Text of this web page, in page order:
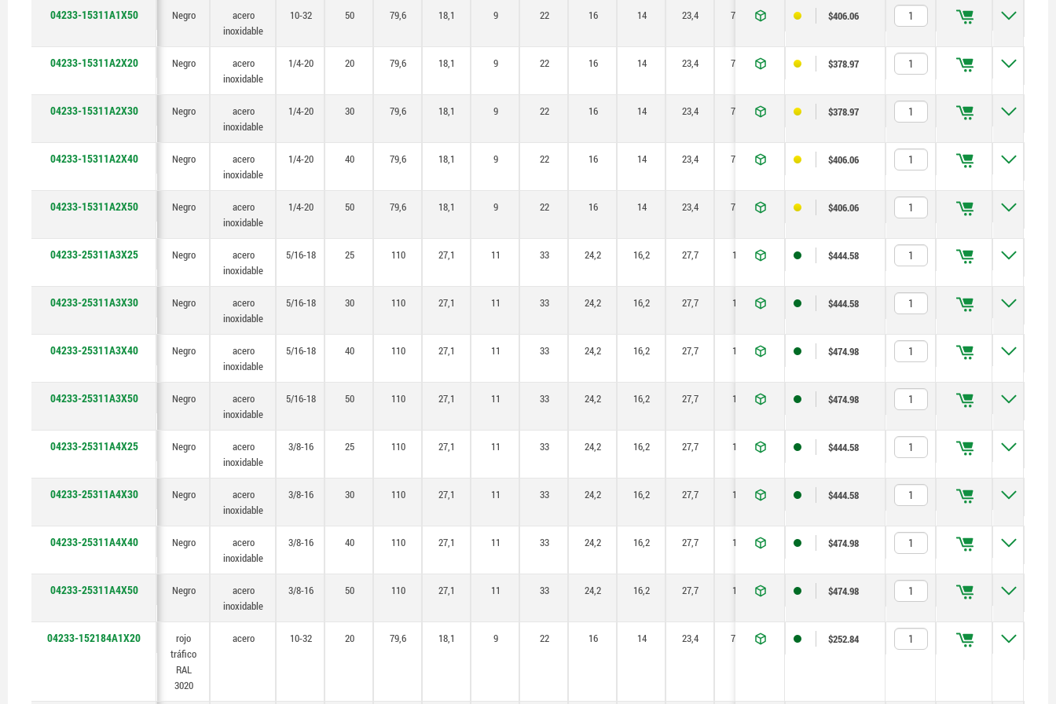
04233-15311A1X50 Negro
acero
inoxidable
10-32 50 79,6 18,1 9 22 16 14 23,4 71,5 1,15 2,5
$406.06
04233-15311A2X20 Negro
acero
inoxidable
1/4-20 20 79,6 18,1 9 22 16 14 23,4 71,5 1,15 2,5
$378.97
04233-15311A2X30 Negro
acero
inoxidable
1/4-20 30 79,6 18,1 9 22 16 14 23,4 71,5 1,15 2,5
$378.97
04233-15311A2X40 Negro
acero
inoxidable
1/4-20 40 79,6 18,1 9 22 16 14 23,4 71,5 1,15 2,5
$406.06
04233-15311A2X50 Negro
acero
inoxidable
1/4-20 50 79,6 18,1 9 22 16 14 23,4 71,5 1,15 2,5
$406.06
04233-25311A3X25 Negro
acero
inoxidable
5/16-18 25 110 27,1 11 33 24,2 16,2 27,7 100 1,5 5
$444.58
04233-25311A3X30 Negro
acero
inoxidable
5/16-18 30 110 27,1 11 33 24,2 16,2 27,7 100 1,5 5
$444.58
04233-25311A3X40 Negro
acero
inoxidable
5/16-18 40 110 27,1 11 33 24,2 16,2 27,7 100 1,5 5
$474.98
04233-25311A3X50 Negro
acero
inoxidable
5/16-18 50 110 27,1 11 33 24,2 16,2 27,7 100 1,5 5
$474.98
04233-25311A4X25 Negro
acero
inoxidable
3/8-16 25 110 27,1 11 33 24,2 16,2 27,7 100 1,5 5
$444.58
04233-25311A4X30 Negro
acero
inoxidable
3/8-16 30 110 27,1 11 33 24,2 16,2 27,7 100 1,5 5
$444.58
04233-25311A4X40 Negro
acero
inoxidable
3/8-16 40 110 27,1 11 33 24,2 16,2 27,7 100 1,5 5
$474.98
04233-25311A4X50 Negro
acero
inoxidable
3/8-16 50 110 27,1 11 33 24,2 16,2 27,7 100 1,5 5
$474.98
04233-152184A1X20
rojo
tráfico
RAL
3020
acero 10-32 20 79,6 18,1 9 22 16 14 23,4 71,5 1,15 2,5
$252.84